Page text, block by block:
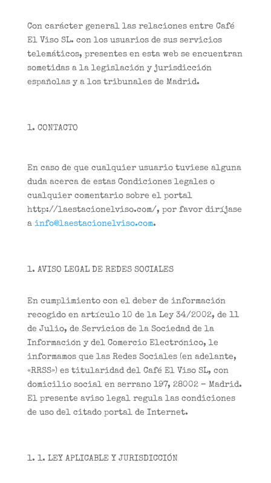
Con carácter general las relaciones entre Café
El Viso SL. con los usuarios de sus servicios
telemáticos, presentes en esta web se encuentran
sometidas a la legislación y jurisdicción
españolas y a los tribunales de Madrid.
CONTACTO
En caso de que cualquier usuario tuviese alguna
duda acerca de estas Condiciones legales o
cualquier comentario sobre el portal
http://laestacionelviso.com/, por favor diríjase
a info@laestacionelviso.com.
AVISO LEGAL DE REDES SOCIALES
En cumplimiento con el deber de información
recogido en artículo 10 de la Ley 34/2002, de 11
de Julio, de Servicios de la Sociedad de la
Información y del Comercio Electrónico, le
informamos que las Redes Sociales (en adelante,
«RRSS») es titularidad del Café El Viso SL, con
domicilio social en serrano 197, 28002 – Madrid.
El presente aviso legal regula las condiciones
de uso del citado portal de Internet.
1. LEY APLICABLE Y JURISDICCIÓN